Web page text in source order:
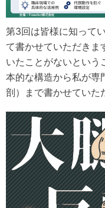
第3回は皆様に知って
て書かせていただきま
いたことがないという
本的な構造から私が専
剖）まで書かせていた